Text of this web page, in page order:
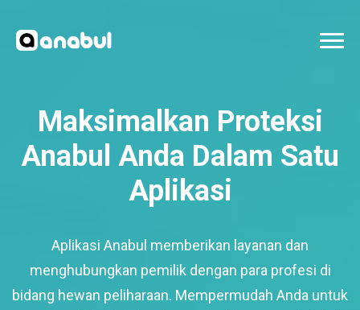
Maksimalkan Proteksi
Anabul Anda Dalam Satu
Aplikasi
Aplikasi Anabul memberikan layanan dan
menghubungkan pemilik dengan para profesi di
bidang hewan peliharaan. Mempermudah Anda untuk